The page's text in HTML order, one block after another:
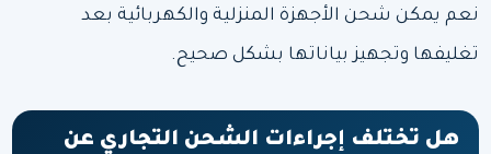
نعم يمكن شحن الأجهزة المنزلية والكهربائية بعد
تغليفها وتجهيز بياناتها بشكل صحيح.
هل تختلف إجراءات الشحن التجاري عن